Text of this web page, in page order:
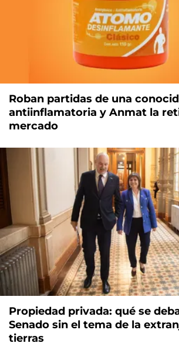
Roban partidas de una
antiinflamatoria y Anmat la
mercado
Propiedad privada: qué se
Senado sin el tema de la
tierras